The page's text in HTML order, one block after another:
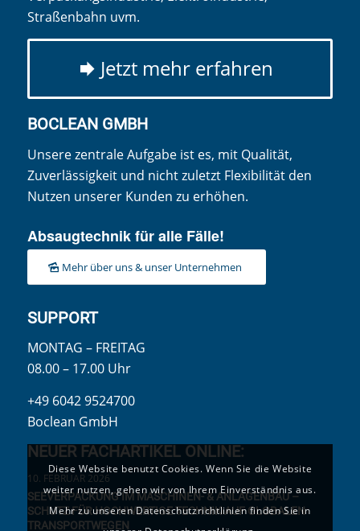
Straßenbahn uvm.
Jetzt mehr erfahren
BOCLEAN GMBH
Unsere zentrale Aufgabe ist es, mit Qualität,
Zuverlässigkeit und nicht zuletzt Flexibilität den
Nutzen unserer Kunden zu erhöhen.
Absaugtechnik für alle Fälle!
Mehr über uns & unser Unternehmen
SUPPORT
MONTAG – FREITAG
08.00 – 17.00 Uhr
+49 6042 9524700
Boclean GmbH
NEUER FACHARTIKEL ONLINE:
10. FEBRUAR 2026
SEEVERPACKUNG IM MASCHINEN- & ANLAGENBAU –
SCHUTZ FÜR HOCHWERTIGE TECHNIK AUF GLOBALEN
TRANSPORTWEGEN
Diese Website benutzt Cookies. Wenn Sie die Website
weiter nutzen, gehen wir von Ihrem Einverständnis aus.
Mehr zu unseren Datenschutzrichtlinien finden Sie in